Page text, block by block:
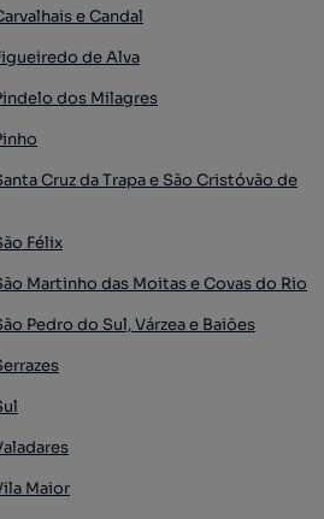
e Candal
de Alva
dos Milagres
Cruz da Trapa e São Cristóvão de
Félix
Martinho das Moitas e Covas do Rio
Pedro do Sul, Várzea e Baiões
Maior